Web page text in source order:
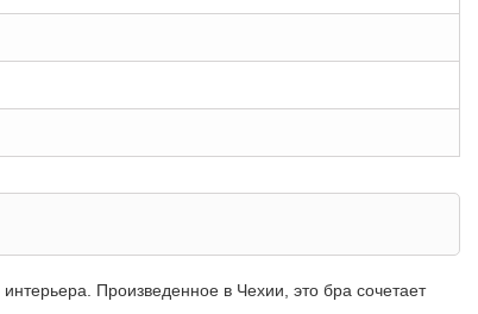
Произведенное в Чехии, это бра сочетает